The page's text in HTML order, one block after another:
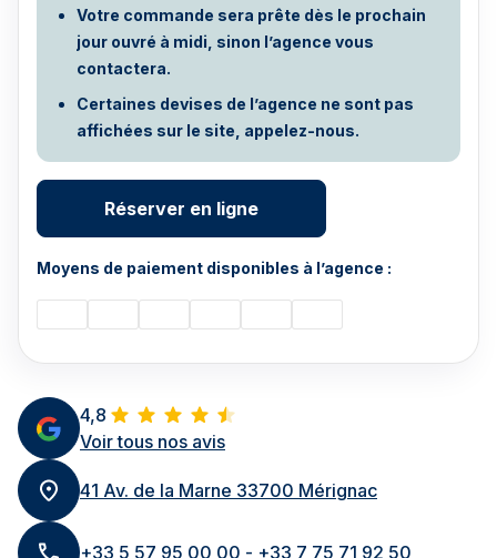
4,8
Voir tous nos avis
41 Av. de la Marne 33700 Mérignac
+33 5 57 95 00 00 - +33 7 75 71 92 50
Votre commande sera prête dès le prochain
jour ouvré à midi, sinon l’agence vous
contactera.
Certaines devises de l’agence ne sont pas
affichées sur le site, appelez-nous.
Réserver en ligne
Moyens de paiement disponibles à l’agence :